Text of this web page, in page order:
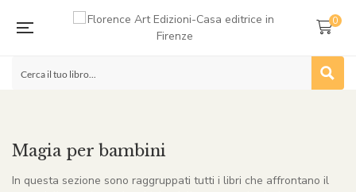
0
Magia per bambini
In questa sezione sono raggruppati tutti i libri che affrontano il